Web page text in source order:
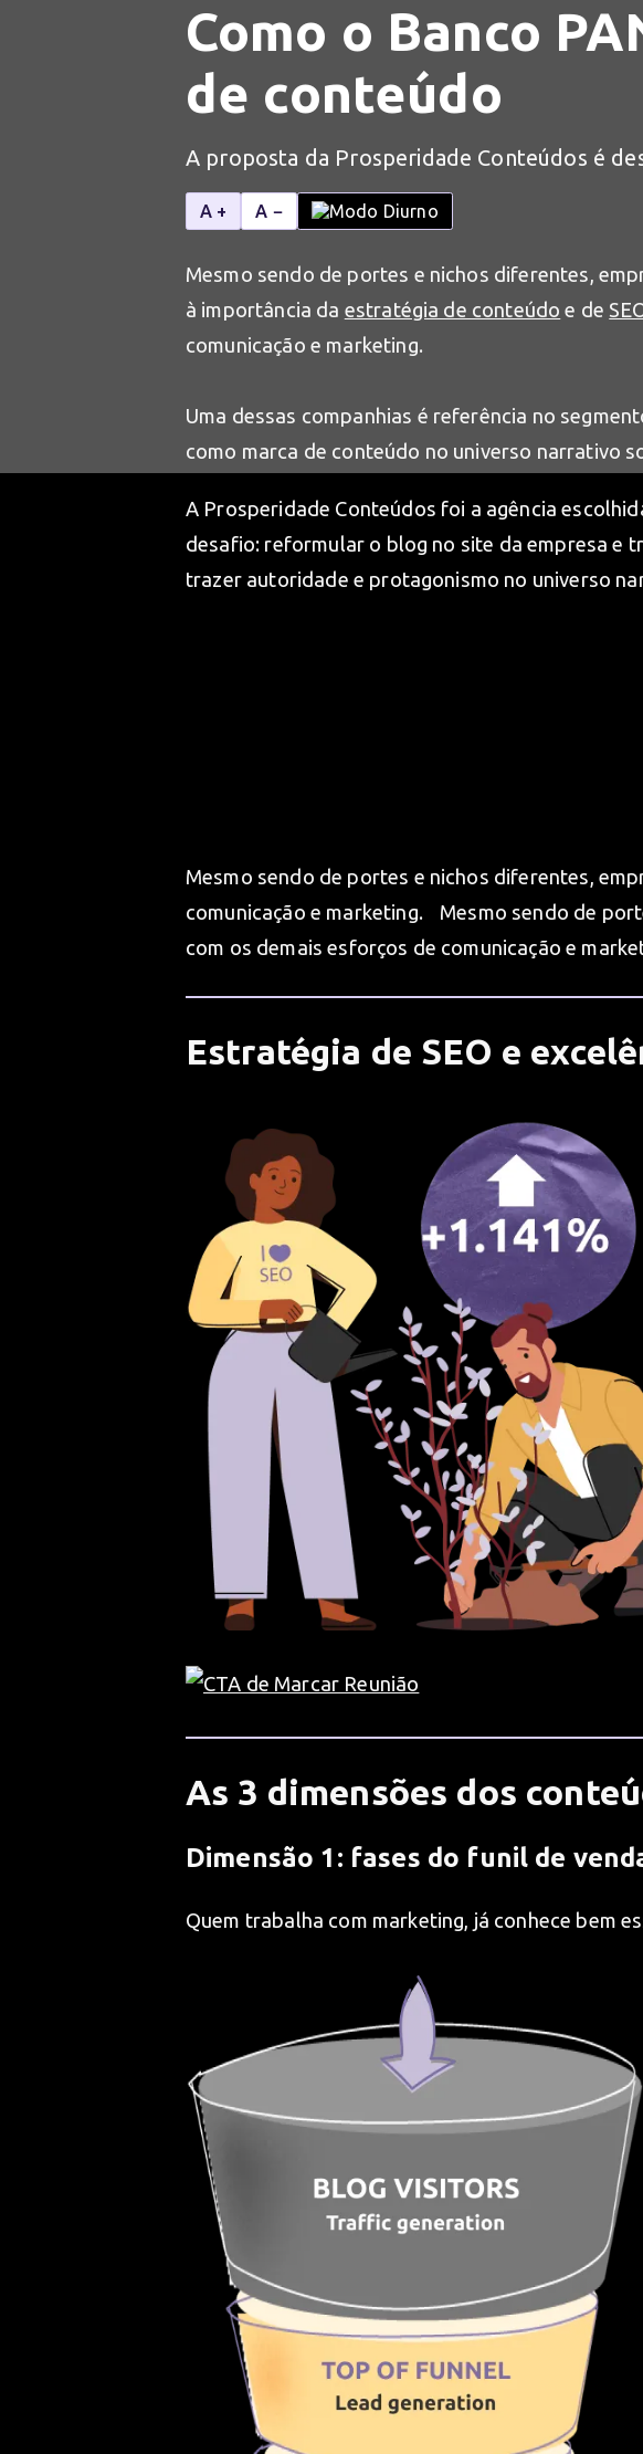
Como o Banco
de conteúdo
A proposta da Prosperidade Conteúdos é
A + A −
Mesmo sendo de portes e nichos diferentes,
à importância da estratégia de conteúdo e de
comunicação e marketing.
Uma dessas companhias é referência no
como marca de conteúdo no universo narrativo
A Prosperidade Conteúdos foi a agência
desafio: reformular o blog no site da empresa e
trazer autoridade e protagonismo no universo
Mesmo sendo de portes e nichos diferentes,
comunicação e marketing. Mesmo sendo de
com os demais esforços de comunicação e
Estratégia de SEO e
As 3 dimensões dos
Dimensão 1: fases do funil de
Quem trabalha com marketing, já conhece bem